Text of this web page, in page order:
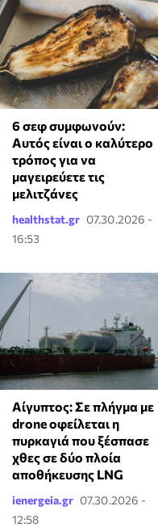
6 σεφ συμφωνούν:
Αυτός είναι ο καλύτερο
τρόπος για να
μαγειρεύετε τις
μελιτζάνες
healthstat.gr 07.30.2026 -
16:53
Αίγυπτος: Σε πλήγμα με
drone οφείλεται η
πυρκαγιά που ξέσπασε
χθες σε δύο πλοία
αποθήκευσης LNG
ienergeia.gr 07.30.2026 -
12:58